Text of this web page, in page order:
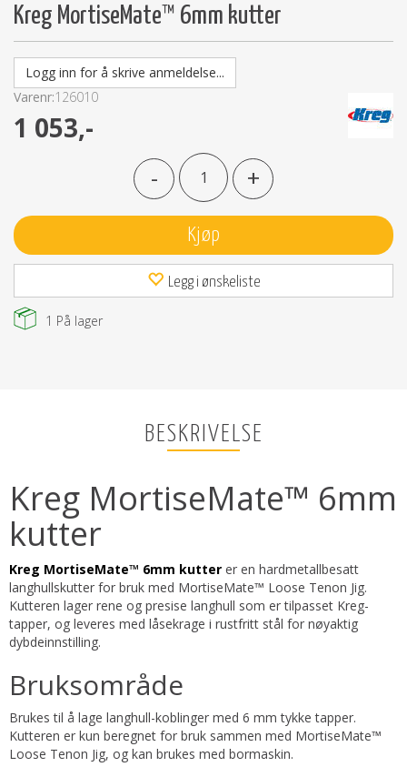
Kreg MortiseMate™ 6mm kutter
Logg inn for å skrive anmeldelse...
Varenr:126010
1 053,-
- +
Kjøp
Legg i ønskeliste
1 På lager
BESKRIVELSE
Kreg MortiseMate™ 6mm
kutter
Kreg MortiseMate™ 6mm kutter er en hardmetallbesatt
langhullskutter for bruk med MortiseMate™ Loose Tenon Jig.
Kutteren lager rene og presise langhull som er tilpasset Kreg-
tapper, og leveres med låsekrage i rustfritt stål for nøyaktig
dybdeinnstilling.
Bruksområde
Brukes til å lage langhull-koblinger med 6 mm tykke tapper.
Kutteren er kun beregnet for bruk sammen med MortiseMate™
Loose Tenon Jig, og kan brukes med bormaskin.